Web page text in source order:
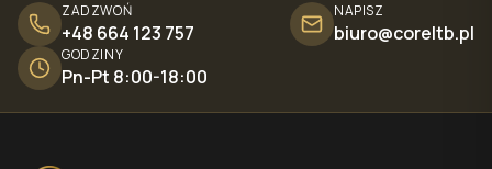
ZADZWOŃ
+48 664 123 757
NAPISZ
biuro@coreltb.pl
GODZINY
Pn-Pt 8:00-18:00